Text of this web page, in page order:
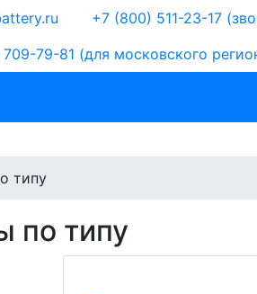
+7 (800) 511-23-17
79-81 (для московского
типу
по типу